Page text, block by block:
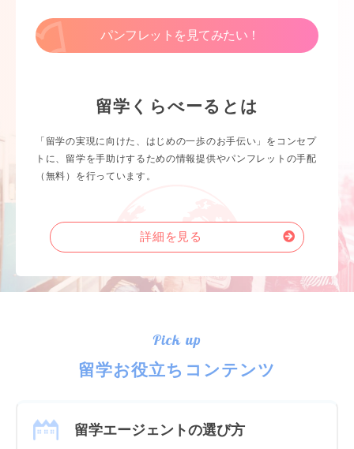
パンフレットを見てみたい！
留学くらべーるとは
「留学の実現に向けた、はじめの一歩のお手伝い」をコンセプ
トに、留学を手助けするための情報提供やパンフレットの手配
（無料）を行っています。
詳細を見る
Pick up
留学お役立ちコンテンツ
留学エージェントの選び方